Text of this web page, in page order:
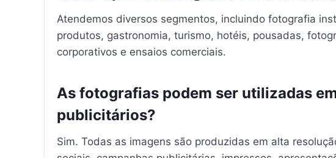
Atendemos diversos segmentos, incluindo fotografia
produtos, gastronomia, turismo, hotéis, pousadas,
corporativos e ensaios comerciais.
As fotografias podem ser utilizadas
publicitários?
Sim. Todas as imagens são produzidas em alta